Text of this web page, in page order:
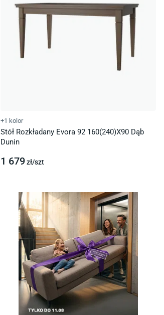
+1 kolor
Stół Rozkładany Evora 92 160(240)X90 Dąb
Dunin
1 679zł/szt